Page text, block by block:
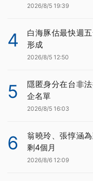
2026/8/5 19:39
4
白海豚估最快週
形成
2026/8/5 12:50
5
隱匿身分在台非
企名單
2026/8/5 16:03
6
翁曉玲、張惇涵
剩4個月
2026/8/6 12:09